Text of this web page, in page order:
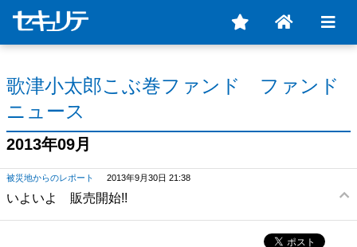
歌津小太郎こぶ巻ファンド ファンド
ニュース
2013年09月
被災地からのレポート 2013年9月30日 21:38
いよいよ 販売開始!!